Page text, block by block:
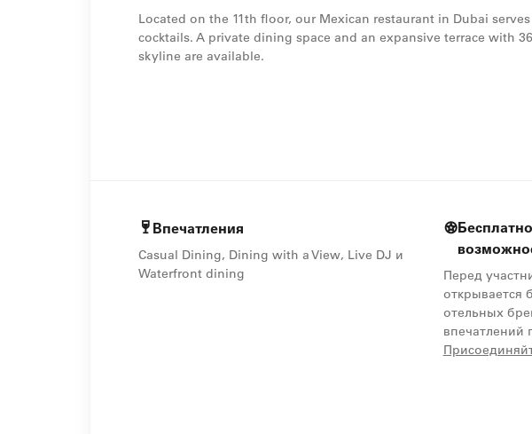
Located on the 11th floor, our Mexican restaurant in Dubai
cocktails. A private dining space and an expansive terrace with
skyline are available.
Впечатления
Casual Dining, Dining with a View, Live DJ и
Waterfront dining
Перед
открывается
отельных
впечатлений